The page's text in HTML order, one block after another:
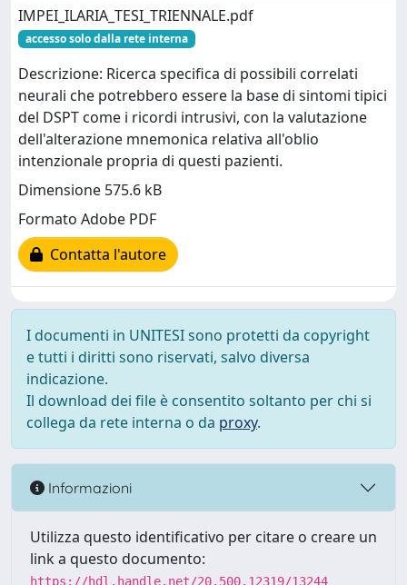
IMPEI_ILARIA_TESI_TRIENNALE.pdf
accesso solo dalla rete interna
Descrizione: Ricerca specifica di possibili correlati
neurali che potrebbero essere la base di sintomi tipici
del DSPT come i ricordi intrusivi, con la valutazione
dell'alterazione mnemonica relativa all'oblio
intenzionale propria di questi pazienti.
Dimensione 575.6 kB
Formato Adobe PDF
Contatta l'autore
I documenti in UNITESI sono protetti da copyright
e tutti i diritti sono riservati, salvo diversa
indicazione.
Il download dei file è consentito soltanto per chi si
collega da rete interna o da proxy.
Informazioni
Utilizza questo identificativo per citare o creare un
link a questo documento:
https://hdl.handle.net/20.500.12319/13244